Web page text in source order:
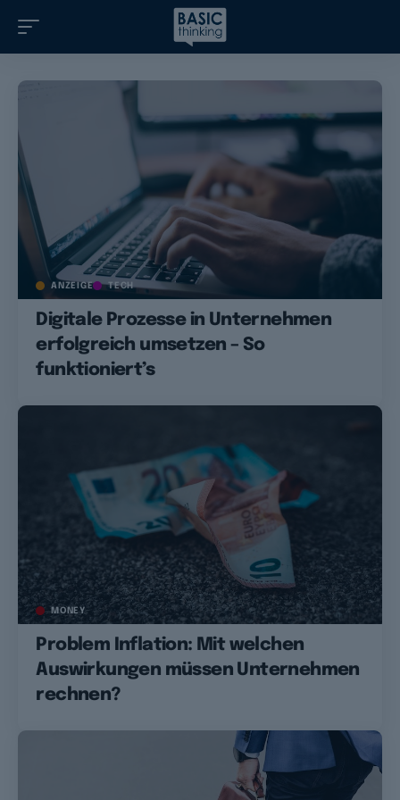
ANZEIGE TECH
Digitale Prozesse in Unternehmen
erfolgreich umsetzen – So
funktioniert’s
MONEY
Problem Inflation: Mit welchen
Auswirkungen müssen Unternehmen
rechnen?